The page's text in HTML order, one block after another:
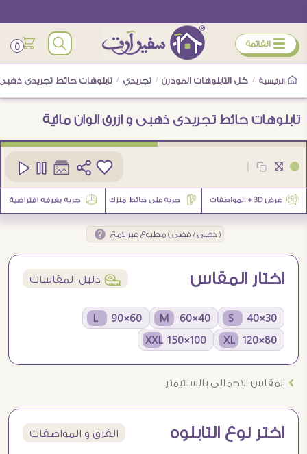
ÿ القائمة 0
الرئيسية / كل التابلوهات المودرن / تجريدي / تابلوهات حائط تجريدى ذهبى
تابلوهات حائط تجريدى ذهبى و ازرق الوان مائية
كود
( ذهبى / فضى ) مطبوع غير لامع
اختار المقاس í دليل المقاسات
30×40 S
40×60 M
60×90 L
80×120 XL
100×150 XXL
Ö المقاس الاجمالى بالسنتيمتر
اختر نوع التابلوه الفرق و المواصفات